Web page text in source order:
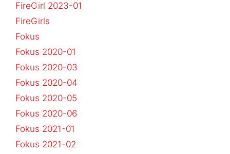
FireGirl 2023-01
FireGirls
Fokus
Fokus 2020-01
Fokus 2020-03
Fokus 2020-04
Fokus 2020-05
Fokus 2020-06
Fokus 2021-01
Fokus 2021-02